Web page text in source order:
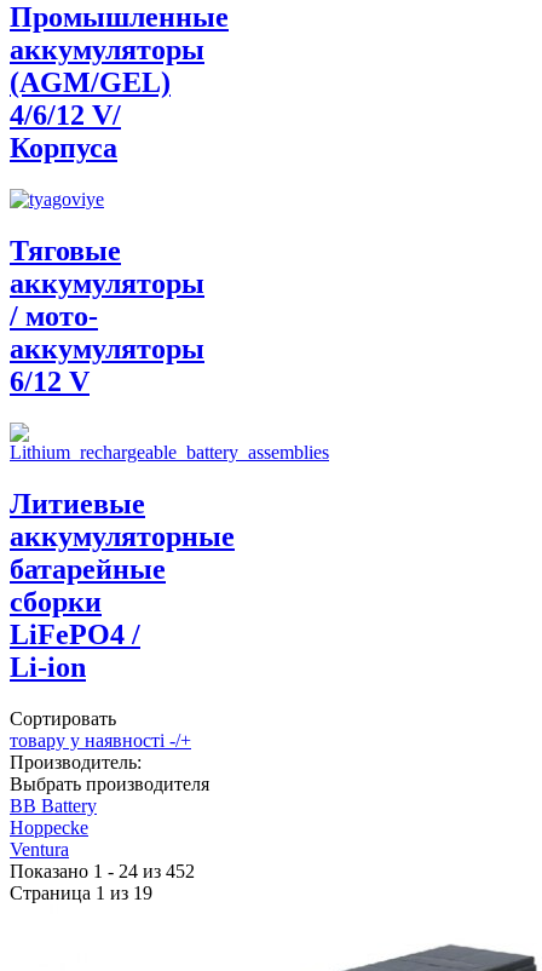
Промышленные
аккумуляторы
(AGM/GEL)
4/6/12 V/
Корпуса
Тяговые
аккумуляторы
/ мото-
аккумуляторы
6/12 V
Литиевые
аккумуляторные
батарейные
сборки
LiFePO4 /
Li-ion
Сортировать
товару у наявності -/+
Производитель:
Выбрать производителя
BB Battery
Hoppecke
Ventura
Показано 1 - 24 из 452
Страница 1 из 19